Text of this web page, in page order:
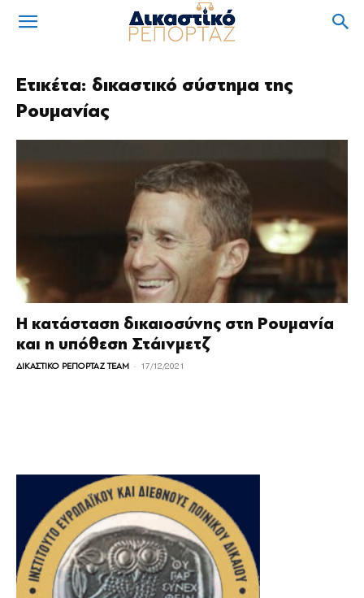
Ετικέτα: δικαστικό σύστημα της
Ρουμανίας
Η κατάσταση δικαιοσύνης στη Ρουμανία
και η υπόθεση Στάινμετζ
ΔΙΚΑΣΤΙΚΟ ΡΕΠΟΡΤΑΖ TEAM - 17/12/2021